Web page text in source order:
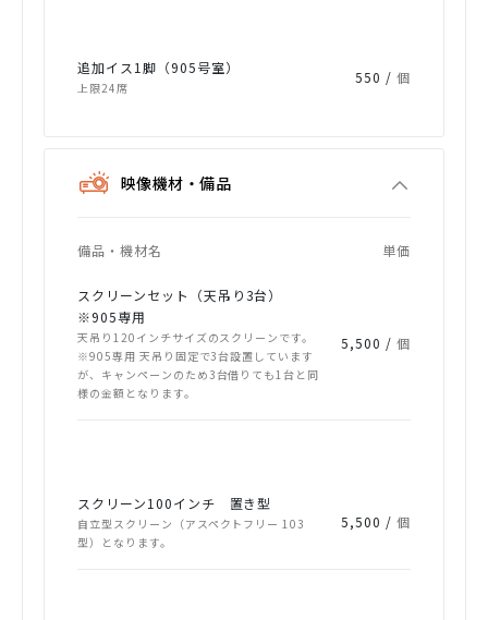
追加イス1脚（905号室）
上限24席
550 /個
映像機材・備品
備品・機材名 単価
スクリーンセット（天吊り3台）
※905専用
天吊り120インチサイズのスクリーンです。
※905専用 天吊り固定で3台設置しています
が、キャンペーンのため3台借りても1台と同
様の金額となります。
5,500 /個
スクリーン100インチ 置き型
自立型スクリーン（アスペクトフリー 103
型）となります。
5,500 /個